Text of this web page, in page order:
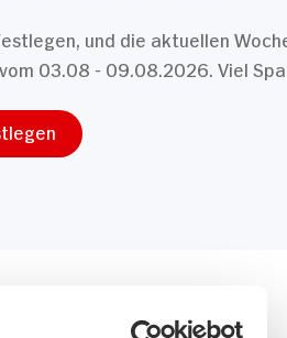
und die aktuellen
03.08 - 09.08.2026. Viel